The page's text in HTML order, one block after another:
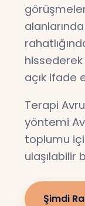
açık ifade
Terapi
yöntemi
toplumu
ulaşılabilir
Şimdi